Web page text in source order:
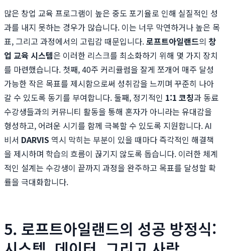
많은 창업 교육 프로그램이 높은 중도 포기율로 인해 실질적인 성
과를 내지 못하는 경우가 많습니다. 이는 너무 막연하거나 높은 목
표, 그리고 과정에서의 고립감 때문입니다.로프트아일랜드의 창
업 교육 시스템은 이러한 리스크를 최소화하기 위해 몇 가지 장치
를 마련했습니다. 첫째, 40주 커리큘럼을 잘게 쪼개어 매주 달성
가능한 작은 목표를 제시함으로써 성취감을 느끼며 꾸준히 나아
갈 수 있도록 동기를 부여합니다. 둘째, 정기적인 1:1 코칭과 동료
수강생들과의 커뮤니티 활동을 통해 혼자가 아니라는 유대감을
형성하고, 어려운 시기를 함께 극복할 수 있도록 지원합니다. AI
비서 DARVIS 역시 막히는 부분이 있을 때마다 즉각적인 해결책
을 제시하며 학습의 흐름이 끊기지 않도록 돕습니다. 이러한 체계
적인 설계는 수강생이 끝까지 과정을 완주하고 목표를 달성할 확
률을 극대화합니다.
5. 로프트아일랜드의 성공 방정식: